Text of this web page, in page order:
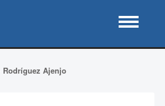
Rodríguez Ajenjo